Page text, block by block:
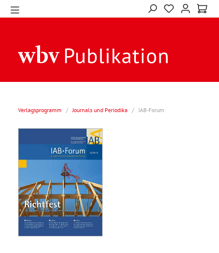
Verlagsprogramm / Journals und Periodika / IAB-Forum